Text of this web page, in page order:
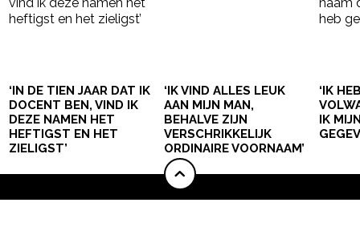
‘IN DE TIEN JAAR DAT IK
DOCENT BEN, VIND IK
DEZE NAMEN HET
HEFTIGST EN HET
ZIELIGST’
‘IK VIND ALLES LEUK
AAN MIJN MAN,
BEHALVE ZIJN
VERSCHRIKKELIJK
ORDINAIRE VOORNAAM’
‘IK
IK